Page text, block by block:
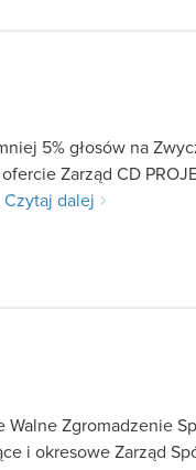
5% głosów na
Zarząd CD
Czytaj dalej
Zgromadzenie
i okresowe Zarząd